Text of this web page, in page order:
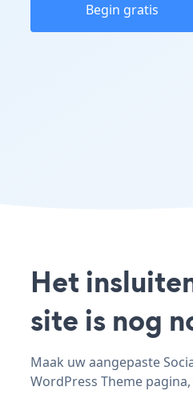
Begin gratis
Het
site is nog
Maak uw aangepaste
WordPress Theme